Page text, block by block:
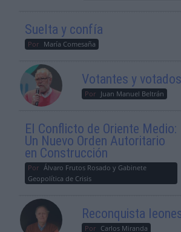
Suelta y confía
Por María Comesaña
Votantes y votados
Por Juan Manuel Beltrán
El Conflicto de Oriente Medio:
Un Nuevo Orden Autoritario
en Construcción
Por Álvaro Frutos Rosado y Gabinete
Geopolítica de Crisis
Reconquista
Por Carlos Miranda